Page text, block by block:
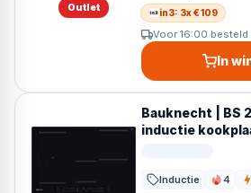
Outlet in3: 3x € 109
Voor 16:00 besteld
In
Bauknecht | BS
inductie
Inductie 4